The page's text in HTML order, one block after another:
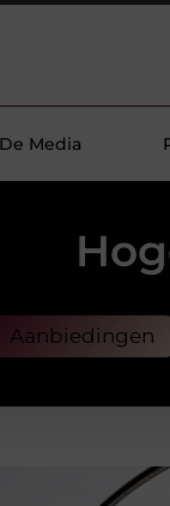
Media
Aanbiedingen